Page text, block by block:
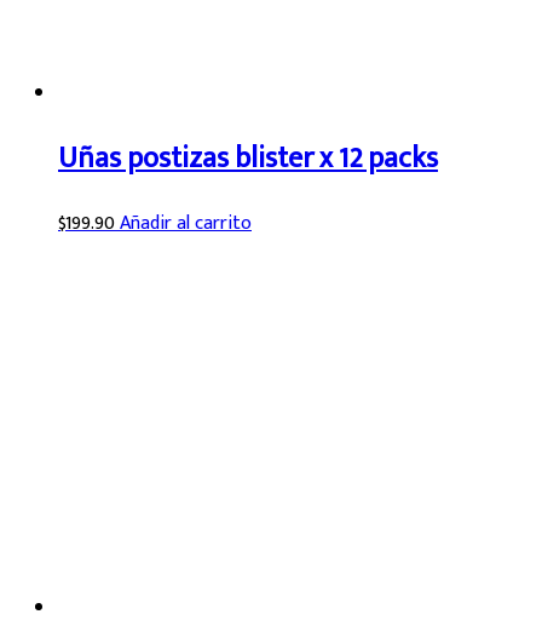
Uñas postizas blister x 12 packs
$199.90Añadir al carrito